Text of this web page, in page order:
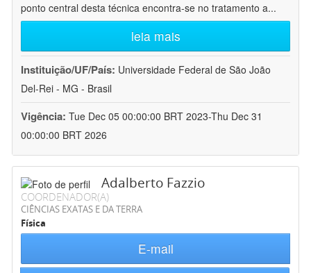
ponto central desta técnica encontra-se no tratamento a...
leia mais
Instituição/UF/País: Universidade Federal de São João
Del-Rei - MG - Brasil
Vigência: Tue Dec 05 00:00:00 BRT 2023-Thu Dec 31
00:00:00 BRT 2026
Adalberto Fazzio
COORDENADOR(A)
CIÊNCIAS EXATAS E DA TERRA
Física
E-mail